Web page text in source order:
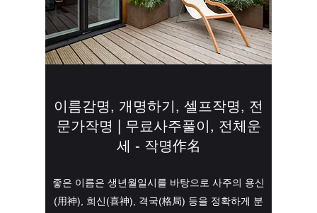
이름감명, 개명하기, 셀프작명, 전
문가작명 | 무료사주풀이, 전체운
세 - 작명作名
좋은 이름은 생년월일시를 바탕으로 사주의 용신
(用神), 희신(喜神), 격국(格局) 등을 정확하게 분